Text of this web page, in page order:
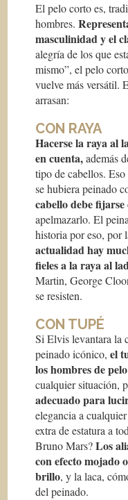
El pelo corto es,
hombres.
masculinidad y el
alegría de los que
mismo”, el pelo
vuelve más versátil.
arrasan:
CON RAYA
Hacerse la raya al
en cuenta,además
tipo de cabellos.
se hubiera peinado
cabello debe
apelmazarlo. El
historia por eso, por
actualidad hay
fieles a la raya al
Martin, George
se resisten.
CON TUPÉ
Si Elvis levantara la
peinado icónico,el
los hombres de
cualquier situación,
adecuado para
elegancia a
extra de estatura a
Bruno Mars?Los
con efecto mojado
brillo, y la laca,
del peinado.